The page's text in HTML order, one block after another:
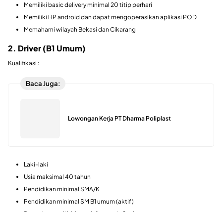
Memiliki basic delivery minimal 20 titip perhari
Memiliki HP android dan dapat mengoperasikan aplikasi POD
Memahami wilayah Bekasi dan Cikarang
2. Driver (B1 Umum)
Kualifikasi :
Baca Juga:
Lowongan Kerja PT Dharma Poliplast
Laki-laki
Usia maksimal 40 tahun
Pendidikan minimal SMA/K
Pendidikan minimal SM B1 umum (aktif)